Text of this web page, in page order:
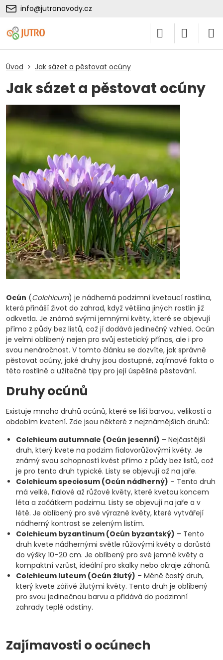
info@jutronavody.cz
Úvod Jak sázet a pěstovat ocúny
Jak sázet a pěstovat ocúny
Ocún (Colchicum) je nádherná podzimní kvetoucí rostlina,
která přináší život do zahrad, když většina jiných rostlin již
odkvetla. Je známá svými jemnými květy, které se objevují
přímo z půdy bez listů, což jí dodává jedinečný vzhled. Ocún
je velmi oblíbený nejen pro svůj estetický přínos, ale i pro
svou nenáročnost. V tomto článku se dozvíte, jak správně
pěstovat ocúny, jaké druhy jsou dostupné, zajímavé fakta o
této rostlině a užitečné tipy pro její úspěšné pěstování.
Druhy ocúnů
Existuje mnoho druhů ocúnů, které se liší barvou, velikostí a
obdobím kvetení. Zde jsou některé z nejznámějších druhů:
Colchicum autumnale (Ocún jesenní) – Nejčastější
druh, který kvete na podzim fialovorůžovými květy. Je
známý svou schopností kvést přímo z půdy bez listů, což
je pro tento druh typické. Listy se objevují až na jaře.
Colchicum speciosum (Ocún nádherný) – Tento druh
má velké, fialové až růžové květy, které kvetou koncem
léta a začátkem podzimu. Listy se objevují na jaře a v
létě. Je oblíbený pro své výrazné květy, které vytvářejí
nádherný kontrast se zeleným listím.
Colchicum byzantinum (Ocún byzantský) – Tento
druh kvete nádhernými světle růžovými květy a dorůstá
do výšky 10–20 cm. Je oblíbený pro své jemné květy a
kompaktní vzrůst, ideální pro skalky nebo okraje záhonů.
Colchicum luteum (Ocún žlutý) – Méně častý druh,
který kvete zářivě žlutými květy. Tento druh je oblíbený
pro svou jedinečnou barvu a přidává do podzimní
zahrady teplé odstíny.
Zajímavosti o ocúnech